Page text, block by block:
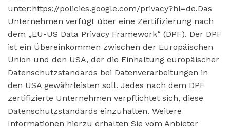
unter:https://policies.google.com/privacy?hl=de.Das
Unternehmen verfügt über eine Zertifizierung nach
dem „EU-US Data Privacy Framework“ (DPF). Der DPF
ist ein Übereinkommen zwischen der Europäischen
Union und den USA, der die Einhaltung europäischer
Datenschutzstandards bei Datenverarbeitungen in
den USA gewährleisten soll. Jedes nach dem DPF
zertifizierte Unternehmen verpflichtet sich, diese
Datenschutzstandards einzuhalten. Weitere
Informationen hierzu erhalten Sie vom Anbieter